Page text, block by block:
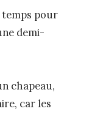
temps pour
demi-
chapeau,
car les